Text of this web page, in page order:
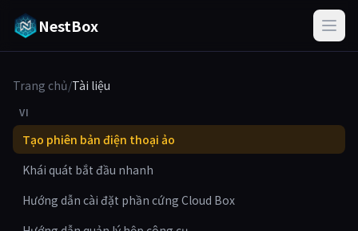
NestBox
Trang chủ/Tài liệu
VI
Tạo phiên bản điện thoại ảo
Khái quát bắt đầu nhanh
Hướng dẫn cài đặt phần cứng Cloud Box